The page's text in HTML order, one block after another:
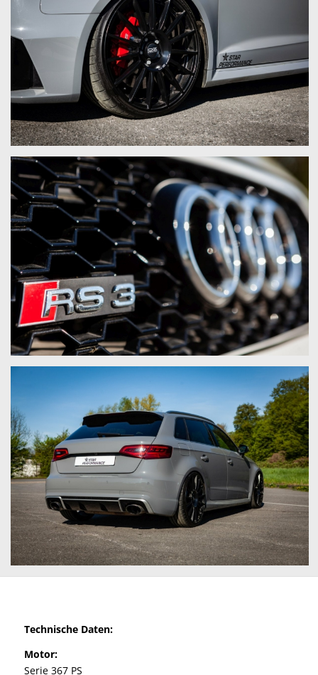
Technische Daten:
Motor:
Serie 367 PS